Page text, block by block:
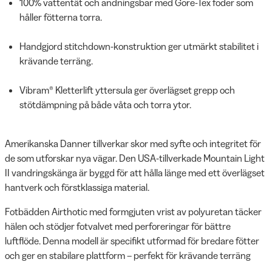
håller fötterna torra.
Handgjord stitchdown-konstruktion ger utmärkt stabilitet i
krävande terräng.
Vibram® Kletterlift yttersula ger överlägset grepp och
stötdämpning på både våta och torra ytor.
Amerikanska Danner tillverkar skor med syfte och integritet för
de som utforskar nya vägar. Den USA-tillverkade Mountain Light
II vandringskänga är byggd för att hålla länge med ett överlägset
hantverk och förstklassiga material.
Fotbädden Airthotic med formgjuten vrist av polyuretan täcker
hälen och stödjer fotvalvet med perforeringar för bättre
luftflöde. Denna modell är specifikt utformad för bredare fötter
och ger en stabilare plattform – perfekt för krävande terräng